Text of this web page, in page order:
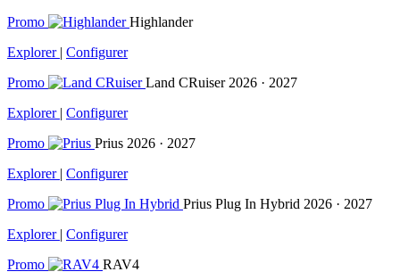
Promo
Highlander
Explorer | Configurer
Promo
Land CRuiser 2026 · 2027
Explorer | Configurer
Promo
Prius 2026 · 2027
Explorer | Configurer
Promo
Prius Plug In Hybrid 2026 · 2027
Explorer | Configurer
Promo
RAV4